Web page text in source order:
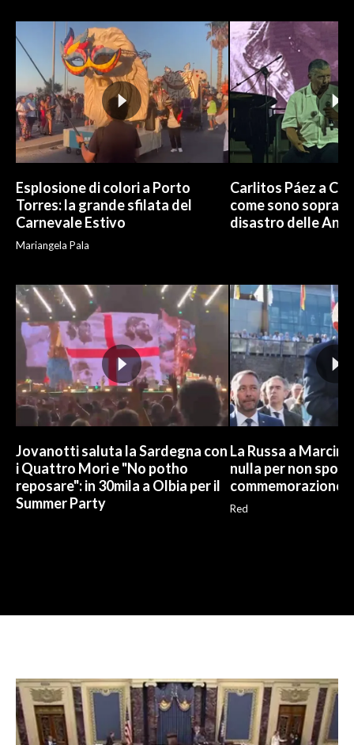
Esplosione di colori a Porto
Torres: la grande sfilata del
Carnevale Estivo
Mariangela Pala
Carlitos Páez a
come sono
disastro delle
Jovanotti saluta la Sardegna con
i Quattro Mori e "No potho
reposare": in 30mila a Olbia per il
Summer Party
La Russa a
nulla per non
commemorazione
Red